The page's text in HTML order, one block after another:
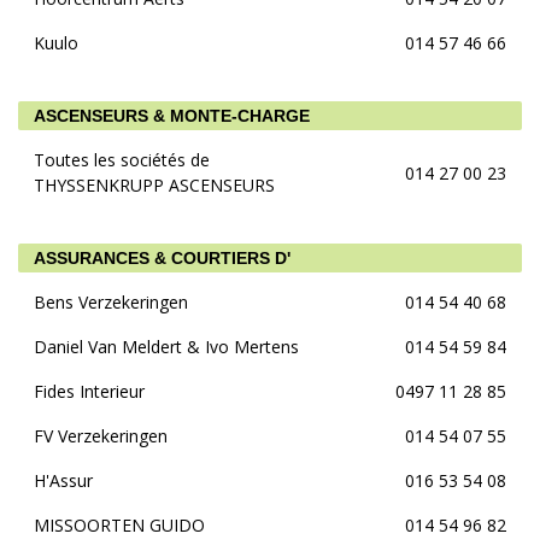
Kuulo
014 57 46 66
ASCENSEURS & MONTE-CHARGE
Toutes les sociétés de
THYSSENKRUPP ASCENSEURS
014 27 00 23
ASSURANCES & COURTIERS D'
Bens Verzekeringen
014 54 40 68
Daniel Van Meldert & Ivo Mertens
014 54 59 84
Fides Interieur
0497 11 28 85
FV Verzekeringen
014 54 07 55
H'Assur
016 53 54 08
MISSOORTEN GUIDO
014 54 96 82